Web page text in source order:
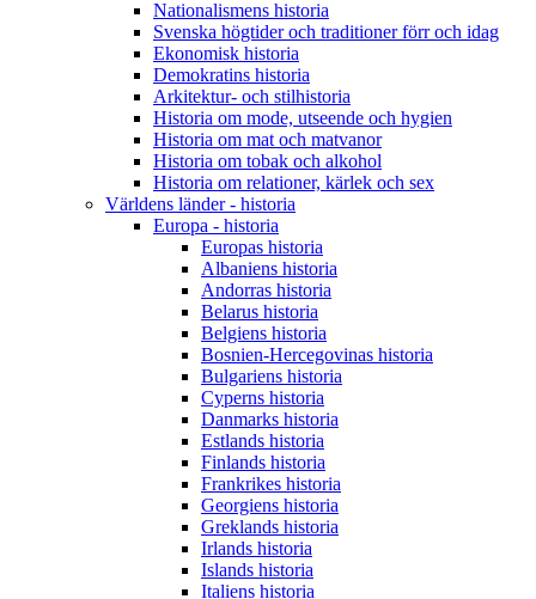
Nationalismens historia
Svenska högtider och traditioner förr och idag
Ekonomisk historia
Demokratins historia
Arkitektur- och stilhistoria
Historia om mode, utseende och hygien
Historia om mat och matvanor
Historia om tobak och alkohol
Historia om relationer, kärlek och sex
Världens länder - historia
Europa - historia
Europas historia
Albaniens historia
Andorras historia
Belarus historia
Belgiens historia
Bosnien-Hercegovinas historia
Bulgariens historia
Cyperns historia
Danmarks historia
Estlands historia
Finlands historia
Frankrikes historia
Georgiens historia
Greklands historia
Irlands historia
Islands historia
Italiens historia